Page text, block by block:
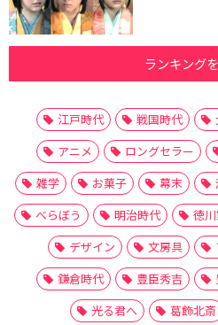
ランキング
江戸時代 戦国時代
アニメ
ロングセラー
雑学
お菓子 幕末
べらぼう
明治時代 徳
デザイン
文房具
鎌倉時代
豊臣秀吉
光る君へ
葛飾北斎